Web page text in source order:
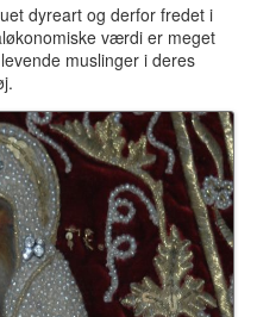
dyreart og derfor fredet i
værdi er meget
muslinger i deres